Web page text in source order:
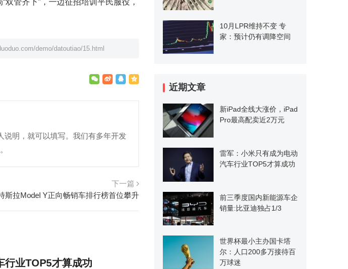
管齐下”，一边征招培训平民服役，
demo/datoutiao/15.html
说明，就可以填写。我们有多年开发
下一篇
斯拉Model Y正向畅销车排行榜首位攀升
行业TOP5才算成功
10月LPR维持不变 专
家：预计仍有调降空间
近期文章
新iPad全线大涨价，iPad
Pro最高配卖近2万元
雷军：小米只有成为电动
汽车行业TOP5才算成功
前三季度国内新能源车企
销量:比亚迪独占1/3
世界杯最小主办国卡塔
尔：人口200多万接待百
万球迷